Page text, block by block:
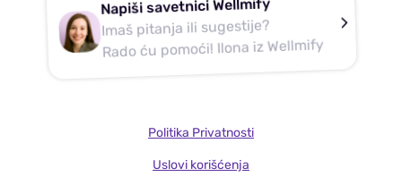
Napiši savetnici Wellmify
Imaš pitanja ili sugestije?
Rado ću pomoći! Ilona iz Wellmify
Politika Privatnosti
Uslovi korišćenja